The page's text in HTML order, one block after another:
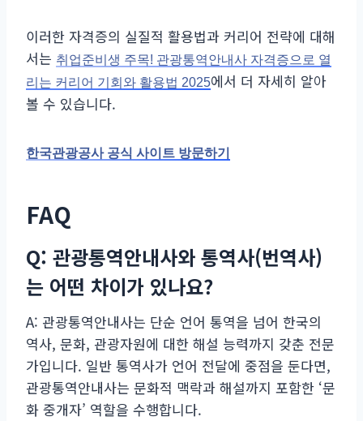
이러한 자격증의 실질적 활용법과 커리어 전략에 대해
서는 취업준비생 주목! 관광통역안내사 자격증으로 열
리는 커리어 기회와 활용법 2025에서 더 자세히 알아
볼 수 있습니다.
한국관광공사 공식 사이트 방문하기
FAQ
Q: 관광통역안내사와 통역사(번역사)
는 어떤 차이가 있나요?
A: 관광통역안내사는 단순 언어 통역을 넘어 한국의
역사, 문화, 관광자원에 대한 해설 능력까지 갖춘 전문
가입니다. 일반 통역사가 언어 전달에 중점을 둔다면,
관광통역안내사는 문화적 맥락과 해설까지 포함한 ‘문
화 중개자’ 역할을 수행합니다.